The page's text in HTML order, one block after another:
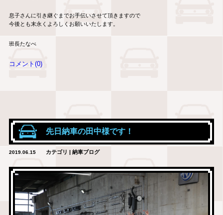
息子さんに引き継ぐまでお手伝いさせて頂きますので
今後とも末永くよろしくお願いいたします。
班長たなべ
コメント(0)
先日納車の田中様です！
2019.06.15 カテゴリ | 納車ブログ